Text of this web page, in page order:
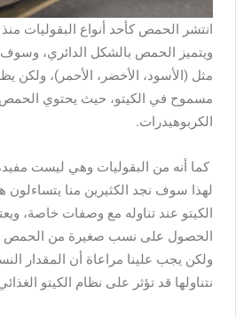
انتشر الحمص كأحد أنواع البقوليات
ويتميز الحمص بالشكل الدائري،
مثل (الأسود، الأخضر، الأحمر)، ولكن
مسموح في الكيتو، حيث يحتوي
الكربوهيدرات.
كما أنه من البقوليات وهي ليست
لهذا سوف نجد الكثيرين منا
الكيتو عند تناوله مع وصفات خاصة،
ولكن يجب علينا مراعاة أن المقدار
نتناولها قد تؤثر على نظام الكيتو